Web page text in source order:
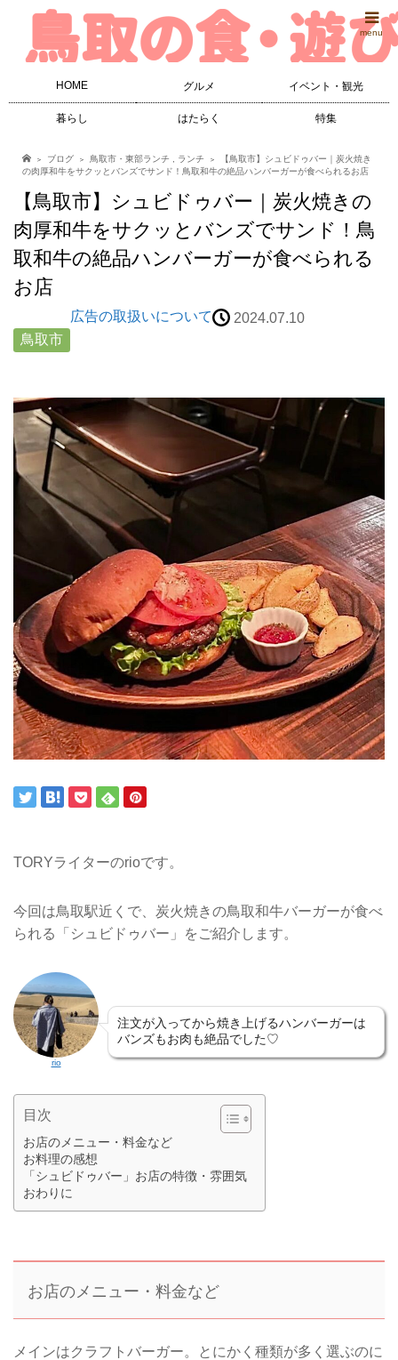
menu
HOME グルメ イベント・観光
暮らし はたらく 特集
ブログ 鳥取市・東部ランチ ランチ
【鳥取市】シュビドゥバー｜炭火焼き
の肉厚和牛をサクッとバンズでサンド！鳥取和牛の絶品ハンバーガーが食べられるお店
【鳥取市】シュビドゥバー｜炭火焼きの
肉厚和牛をサクッとバンズでサンド！鳥
取和牛の絶品ハンバーガーが食べられる
お店
鳥取市
広告の取扱いについて 2024.07.10
TORYライターのrioです。
今回は鳥取駅近くで、炭火焼きの鳥取和牛バーガーが食べ
られる
「シュビドゥバー」をご紹介します。
rio
注文が入ってから焼き上げるハンバーガーは
バンズもお肉も絶品でした♡
目次
お店のメニュー・料金など
お料理の感想
「シュビドゥバー」お店の特徴・雰囲気
おわりに
お店のメニュー・料金など
メインはクラフトバーガー。とにかく種類が多く選ぶのに